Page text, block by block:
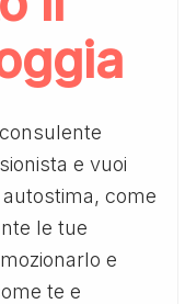
e vuoi
come
le tue
e
te e